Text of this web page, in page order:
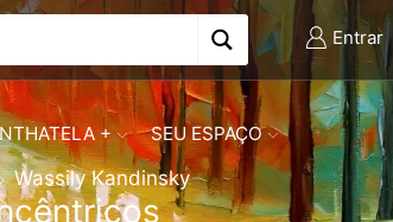
Entrar
+ SEU ESPAÇO
Wassily Kandinsky